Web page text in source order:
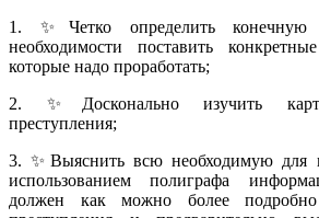
1. ✨Четко определить
необходимости поставить
которые надо проработать;
2. ✨Досконально изучить
преступления;
3. ✨Выяснить всю необходимую для
использованием полиграфа
должен как можно более